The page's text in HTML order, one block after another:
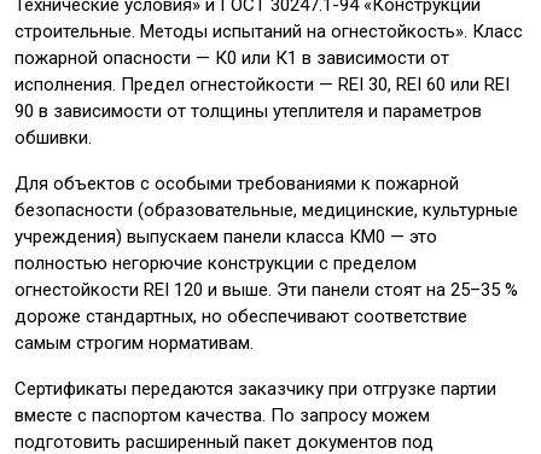
Технические условия» и ГОСТ 30247.1-94 «Конструкции
строительные. Методы испытаний на огнестойкость». Класс
пожарной опасности — К0 или К1 в зависимости от
исполнения. Предел огнестойкости — REI 30, REI 60 или REI
90 в зависимости от толщины утеплителя и параметров
обшивки.
Для объектов с особыми требованиями к пожарной
безопасности (образовательные, медицинские, культурные
учреждения) выпускаем панели класса КМ0 — это
полностью негорючие конструкции с пределом
огнестойкости REI 120 и выше. Эти панели стоят на 25–35 %
дороже стандартных, но обеспечивают соответствие
самым строгим нормативам.
Сертификаты передаются заказчику при отгрузке партии
вместе с паспортом качества. По запросу можем
подготовить расширенный пакет документов под